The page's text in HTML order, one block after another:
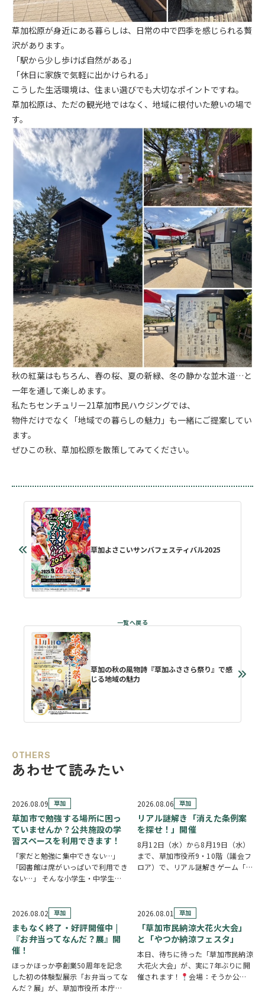
草加松原が身近にある暮らしは、日常の中で四季を感じられる贅
沢があります。
「駅から少し歩けば自然がある」
「休日に家族で気軽に出かけられる」
こうした生活環境は、住まい選びでも大切なポイントですね。
草加松原は、ただの観光地ではなく、地域に根付いた憩いの場で
す。
秋の紅葉はもちろん、春の桜、夏の新緑、冬の静かな並木道…と
一年を通して楽しめます。
私たちセンチュリー21草加市民ハウジングでは、
物件だけでなく「地域での暮らしの魅力」も一緒にご提案してい
ます。
ぜひこの秋、草加松原を散策してみてください。
草加よさこいサンバフェスティバル2025
草加の秋の風物詩『草加ふささら祭り』で感
じる地域の魅力
OTHERS
あわせて読みたい
2026.08.09 草加
草加市で勉強する場所に困っ
ていませんか？公共施設の学
習スペースを利用できます！
「家だと勉強に集中できない…」
「図書館は席がいっぱいで利用でき
ない…」 そんな小学生・中学生・
の一部を学習スペースとして開放し
ています。 予約不要・先着順で利
用できる施設が多く…
2026.08.06 草加
リアル謎解き「消えた条例案
を探せ！」開催
8月12日（水）から8月19日（水）
まで、草加市役所9・10階（議会フ
ロア）で、リアル謎解きゲーム「消
謎を解きながら、行方不明となった
「ある条例…
2026.08.02 草加
まもなく終了・好評開催中 |
『お弁当ってなんだ？展』開
催！
ほっかほっか亭創業50周年を記念
した初の体験型展示「お弁当ってな
んだ？展」が、草加市役所 本庁舎1
2026.08.01 草加
「草加市民納涼大花火大会」
と「やつか納涼フェスタ」
本日、待ちに待った「草加市民納涼
大花火大会」が、実に7年ぶりに開
催されます！
会場：そうか公園